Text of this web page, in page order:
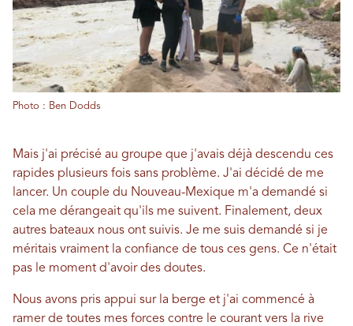
Photo : Ben Dodds
Mais j'ai précisé au groupe que j'avais déjà descendu ces
rapides plusieurs fois sans problème. J'ai décidé de me
lancer. Un couple du Nouveau-Mexique m'a demandé si
cela me dérangeait qu'ils me suivent. Finalement, deux
autres bateaux nous ont suivis. Je me suis demandé si je
méritais vraiment la confiance de tous ces gens. Ce n'était
pas le moment d'avoir des doutes.
Nous avons pris appui sur la berge et j'ai commencé à
ramer de toutes mes forces contre le courant vers la rive